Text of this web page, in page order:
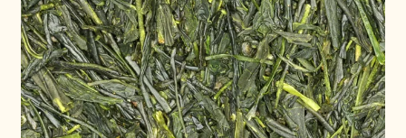
Voorraadzaken
We zijn verhuisd!
Webwinkel